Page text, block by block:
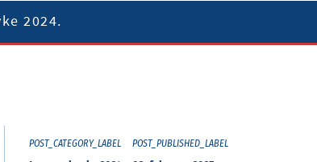
2024.
POST_CATEGORY_LABEL POST_PUBLISHED_LABEL